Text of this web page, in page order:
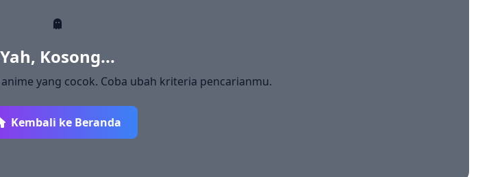
Yah, Kosong...
yang cocok. Coba ubah kriteria pencarianmu.
Kembali ke Beranda